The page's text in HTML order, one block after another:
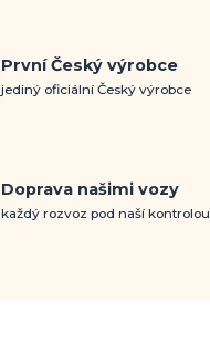
První Český výrobce
jediný oficiální Český výrobce
Doprava našimi vozy
každý rozvoz pod naší kontrolou